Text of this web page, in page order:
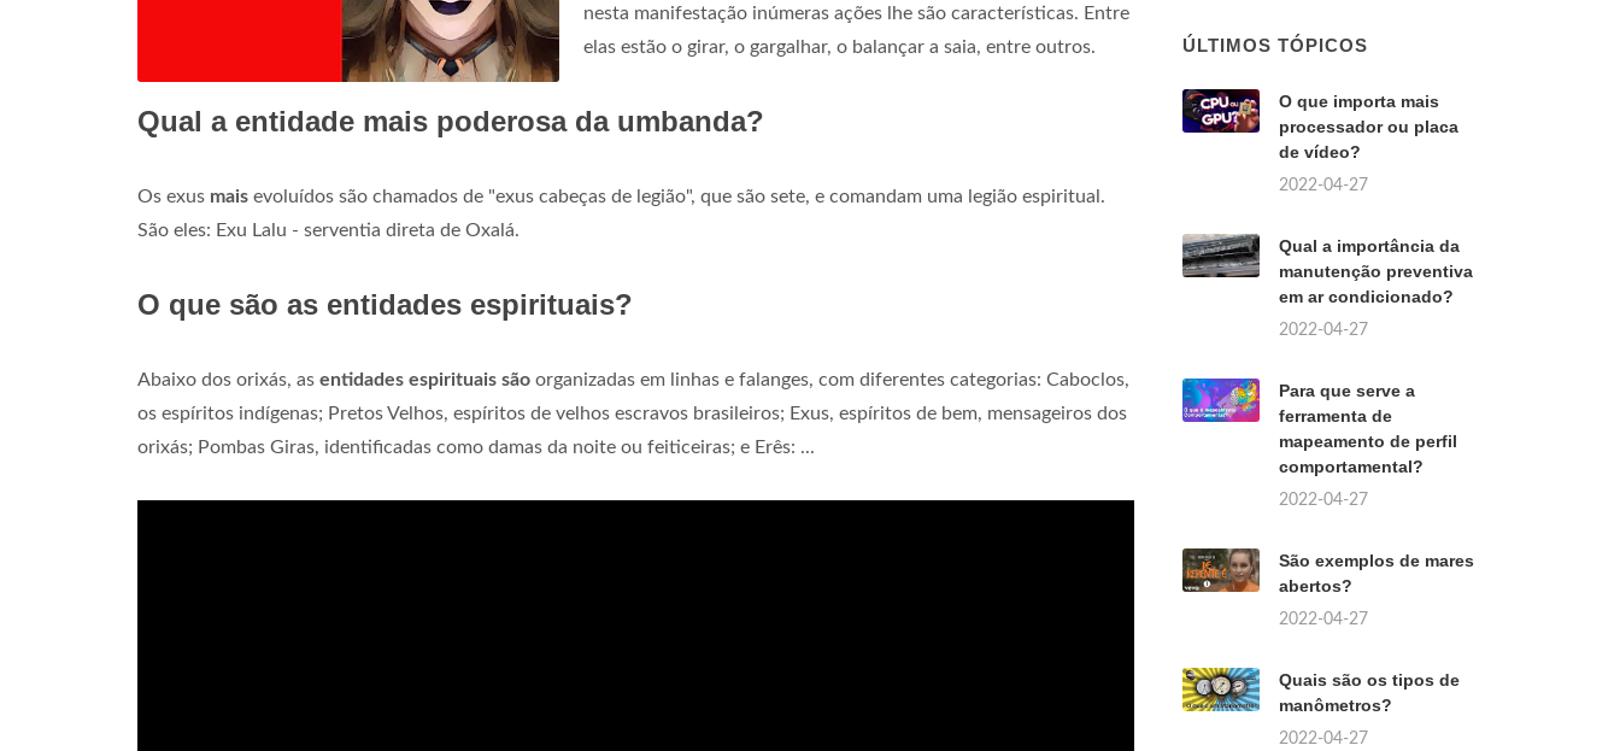
nesta manifestação inúmeras ações lhe são características. Entre
elas estão o girar, o gargalhar, o balançar a saia, entre outros.
Qual a entidade mais poderosa da umbanda?
Os exus mais evoluídos são chamados de "exus cabeças de legião", que são sete, e comandam uma legião espiritual.
São eles: Exu Lalu - serventia direta de Oxalá.
O que são as entidades espirituais?
Abaixo dos orixás, as entidades espirituais são organizadas em linhas e falanges, com diferentes categorias: Caboclos,
os espíritos indígenas; Pretos Velhos, espíritos de velhos escravos brasileiros; Exus, espíritos de bem, mensageiros dos
orixás; Pombas Giras, identificadas como damas da noite ou feiticeiras; e Erês: ...
ÚLTIMOS TÓPICOS
O que importa mais
processador ou placa
de vídeo?
2022-04-27
Qual a importância da
manutenção preventiva
em ar condicionado?
2022-04-27
Para que serve a
ferramenta de
mapeamento de perfil
comportamental?
2022-04-27
São exemplos de mares
abertos?
2022-04-27
Quais são os tipos de
manômetros?
2022-04-27